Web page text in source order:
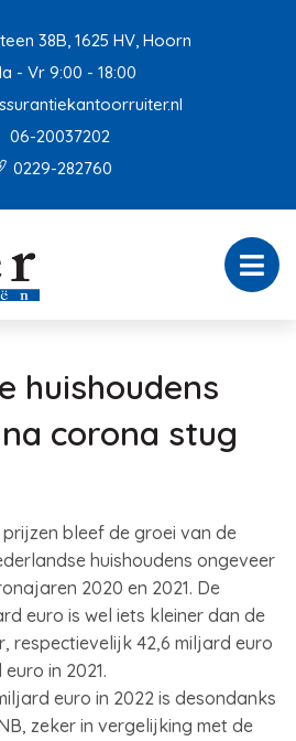
38B, 1625 HV, Hoorn
- Vr 9:00 - 18:00
06-20037202
0229-282760
huishoudens
corona stug
bleef de groei van de
huishoudens ongeveer
2020 en 2021. De
euro is wel iets kleiner dan de
respectievelijk 42,6 miljard euro
in 2021.
euro in 2022 is desondanks
zeker in vergelijking met de